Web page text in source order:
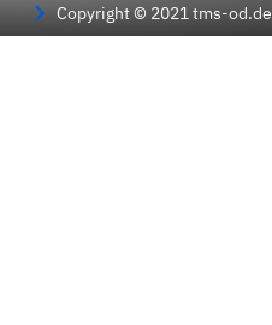
Copyright © 2021 tms-od.de